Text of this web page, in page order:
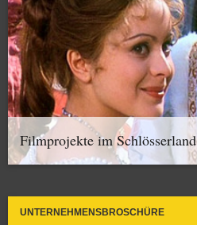
Filmprojekte im Schlösserland
UNTERNEHMENSBROSCHÜRE